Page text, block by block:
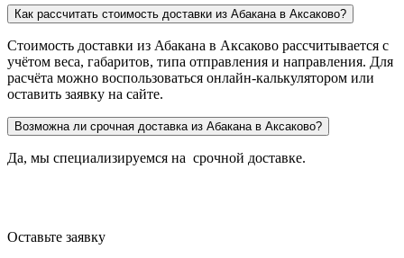
Как рассчитать стоимость доставки из Абакана в Аксаково?
Стоимость доставки из Абакана в Аксаково рассчитывается с
учётом веса, габаритов, типа отправления и направления. Для
расчёта можно воспользоваться онлайн-калькулятором или
оставить заявку на сайте.
Возможна ли срочная доставка из Абакана в Аксаково?
Да, мы специализируемся на срочной доставке.
Оставьте заявку